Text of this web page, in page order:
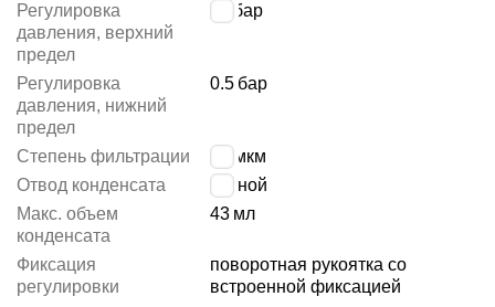
Регулировка
давления, верхний
предел
бар
Регулировка
давления, нижний
предел
0.5 бар
Степень фильтрации
40 мкм
Отвод конденсата
ручной
Макс. объем
конденсата
43 мл
Фиксация
регулировки
поворотная рукоятка со
встроенной фиксацией